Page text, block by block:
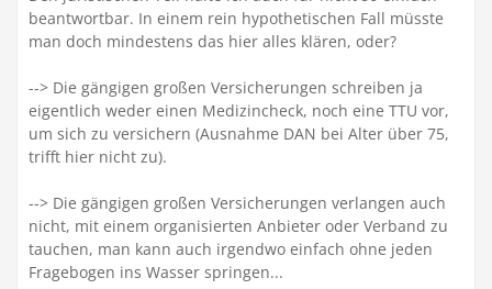
beantwortbar. In einem rein hypothetischen Fall müsste
man doch mindestens das hier alles klären, oder?
--> Die gängigen großen Versicherungen schreiben ja
eigentlich weder einen Medizincheck, noch eine TTU vor,
um sich zu versichern (Ausnahme DAN bei Alter über 75,
trifft hier nicht zu).
--> Die gängigen großen Versicherungen verlangen auch
nicht, mit einem organisierten Anbieter oder Verband zu
tauchen, man kann auch irgendwo einfach ohne jeden
Fragebogen ins Wasser springen...